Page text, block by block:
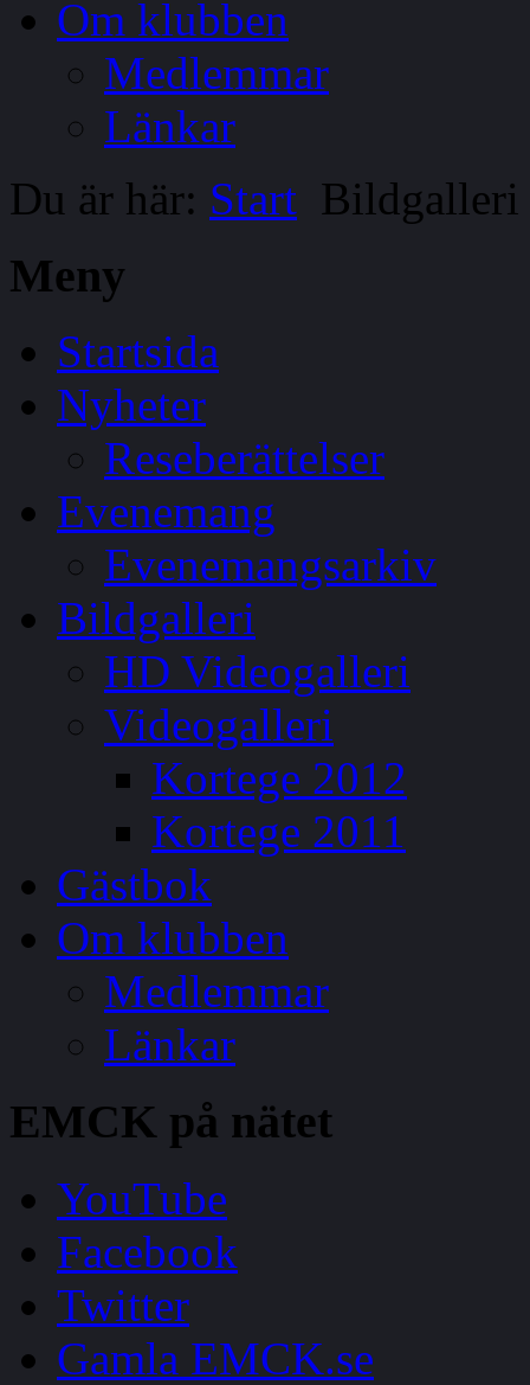
Om klubben
Medlemmar
Länkar
Du är här: Start Bildgalleri
Meny
Startsida
Nyheter
Reseberättelser
Evenemang
Evenemangsarkiv
Bildgalleri
HD Videogalleri
Videogalleri
Kortege 2012
Kortege 2011
Gästbok
Om klubben
Medlemmar
Länkar
EMCK på nätet
YouTube
Facebook
Twitter
Gamla EMCK.se